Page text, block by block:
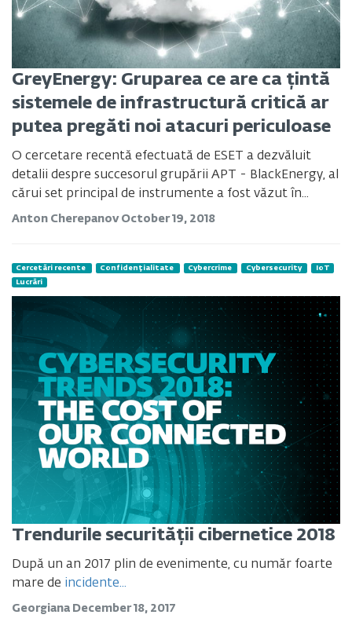
GreyEnergy: Gruparea ce are ca țintă
sistemele de infrastructură critică ar
putea pregăti noi atacuri periculoase
O cercetare recentă efectuată de ESET a dezvăluit
detalii despre succesorul grupării APT - BlackEnergy, al
cărui set principal de instrumente a fost văzut în...
Anton Cherepanov October 19, 2018
Cercetări recente Confidențialitate Cybercrime Cybersecurity
IoT
Lucrări
Trendurile securității cibernetice 2018
După un an 2017 plin de evenimente, cu număr foarte
mare de incidente...
Georgiana December 18, 2017